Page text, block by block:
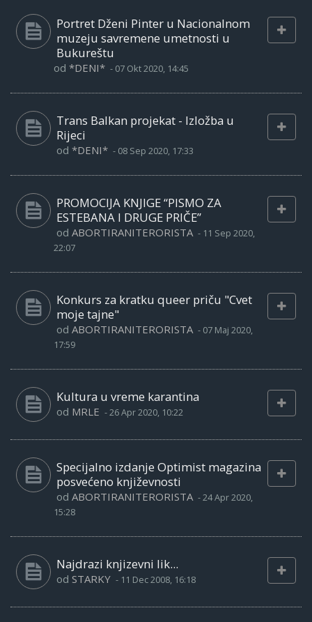
Portret Dženi Pinter u Nacionalnom
muzeju savremene umetnosti u
Bukureštu
od *DENI* - 07 Okt 2020, 14:45
Trans Balkan projekat - Izložba u
Rijeci
od *DENI* - 08 Sep 2020, 17:33
PROMOCIJA KNJIGE “PISMO ZA
ESTEBANA I DRUGE PRIČE”
od ABORTIRANITERORISTA - 11 Sep 2020,
22:07
Konkurs za kratku queer priču "Cvet
moje tajne"
od ABORTIRANITERORISTA - 07 Maj 2020,
17:59
Kultura u vreme karantina
od MRLE -26 Apr 2020, 10:22
Specijalno izdanje Optimist magazina
posvećeno književnosti
od ABORTIRANITERORISTA -24 Apr 2020,
15:28
Najdrazi knjizevni lik...
od STARKY - 11 Dec 2008, 16:18